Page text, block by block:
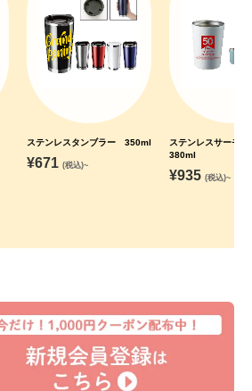
ステンレスタンブラー 350ml
¥671 (税込)~
ステンレスサーモ
380ml
¥935 (税込)~